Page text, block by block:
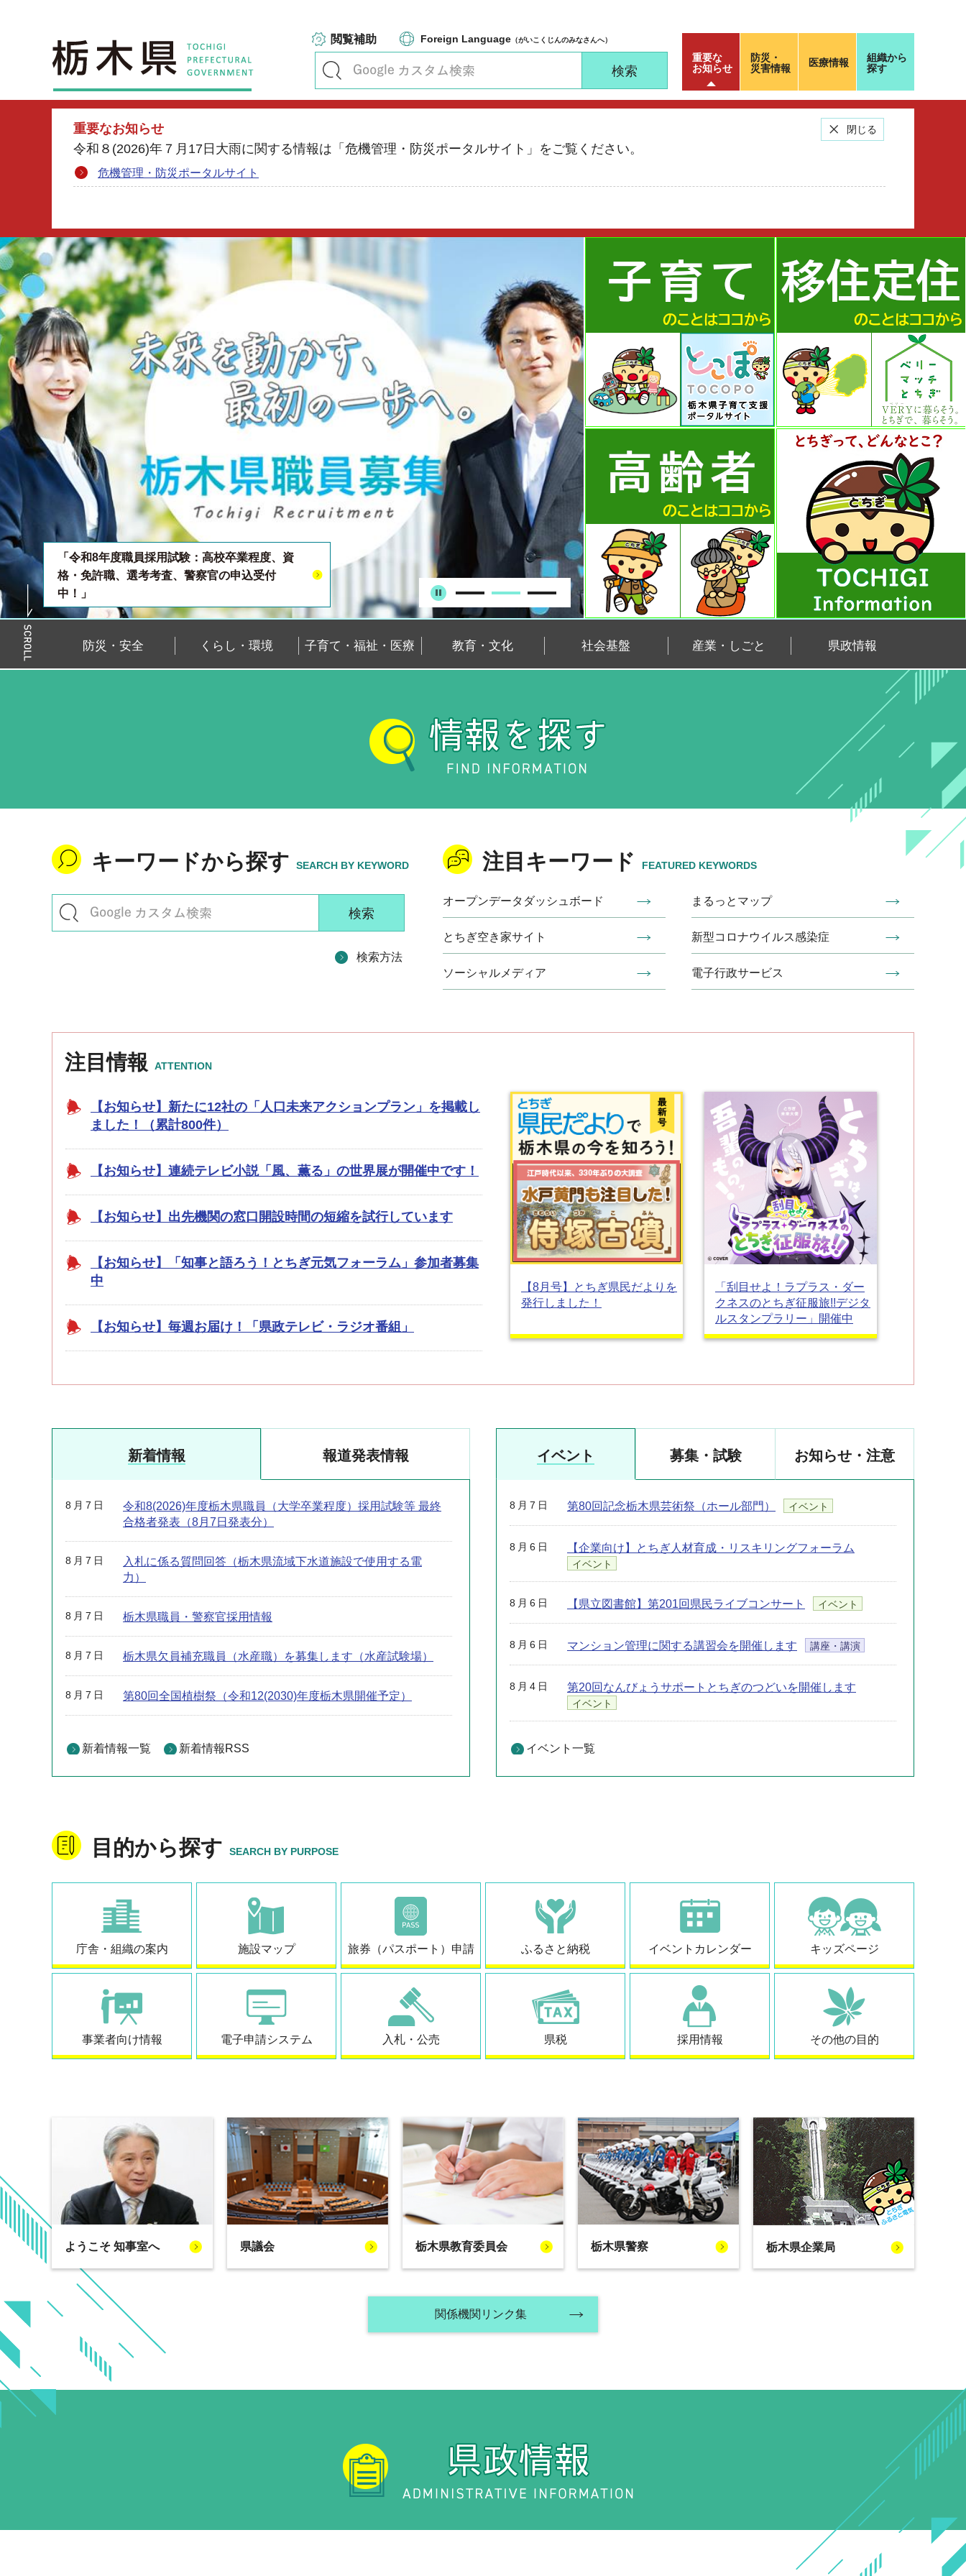
栃木県
閲覧補助 Foreign Language （がいこくじんのみなさんへ）
重要な
お知らせ
重要なお知らせ
令和８(2026)年７月17日大雨に関する情報は「危機管理・防災ポータルサイト」をご覧ください。
危機管理・防災ポータルサイト
閉じる
防災・
災害情報
医療情報
組織から
探す
とちぎ人口未来パートナー募集中！
「令和8年度職員採用試験：高校卒業程度、資
格・免許職、選考考査、警察官の申込受付
中！」
栃木県の観光と旅行の情報はこちら
防災・安全 くらし・環境 子育て・福祉・医療 教育・文化 社会基盤 産業・しごと 県政情報
キーワードから探す SEARCH BY KEYWORD
検索方法
注目キーワード FEATURED KEYWORDS
オープンデータダッシュボード まるっとマップ
とちぎ空き家サイト 新型コロナウイルス感染症
ソーシャルメディア 電子行政サービス
注目情報 ATTENTION
【お知らせ】新たに12社の「人口未来アクションプラン」を掲載し
ました！（累計800件）
【お知らせ】連続テレビ小説「風、薫る」の世界展が開催中です！
【お知らせ】出先機関の窓口開設時間の短縮を試行しています
【お知らせ】「知事と語ろう！とちぎ元気フォーラム」参加者募集
中
【お知らせ】毎週お届け！「県政テレビ・ラジオ番組」
【8月号】とちぎ県民だよりを
発行しました！
「刮目せよ！ラプラス・ダー
クネスのとちぎ征服旅!!デジタ
ルスタンプラリー」開催中
新着情報
8月7日
令和8(2026)年度栃木県職員（大学卒業程度）採用試験等 最終
合格者発表（8月7日発表分）
8月7日
入札に係る質問回答（栃木県流域下水道施設で使用する電
力）
8月7日 栃木県職員・警察官採用情報
8月7日 栃木県欠員補充職員（水産職）を募集します（水産試験場）
8月7日 第80回全国植樹祭（令和12(2030)年度栃木県開催予定）
新着情報一覧 新着情報RSS
報道発表情報 イベント
8月7日 第80回記念栃木県芸術祭（ホール部門） イベント
8月6日 【企業向け】とちぎ人材育成・リスキリングフォーラム
イベント
8月6日 【県立図書館】第201回県民ライブコンサート イベント
8月6日 マンション管理に関する講習会を開催します 講座・講演
8月4日 第20回なんびょうサポートとちぎのつどいを開催します
イベント
イベント一覧
募集・試験 お知らせ・注意
目的から探す SEARCH BY PURPOSE
庁舎・組織の案内 施設マップ 旅券（パスポート）申請 ふるさと納税 イベントカレンダー キッズページ
事業者向け情報 電子申請システム 入札・公売 県税 採用情報 その他の目的
ようこそ 知事室へ 県議会 栃木県教育委員会 栃木県警察 栃木県企業局
関係機関リンク集